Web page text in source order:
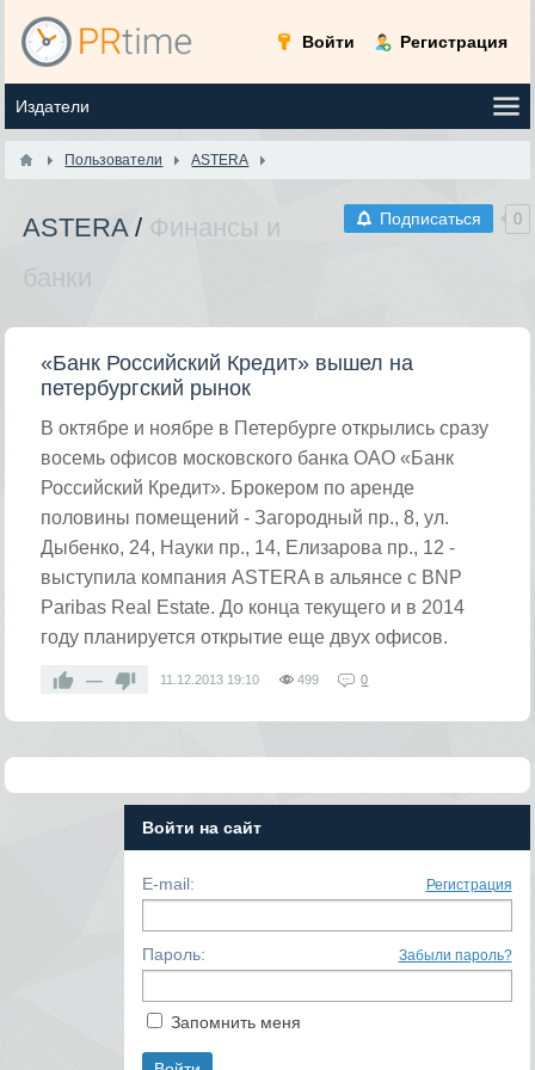
Войти Регистрация
Пользователи ASTERA
Подписаться 0
ASTERA/ Финансы и
банки
«Банк Российский Кредит» вышел на
петербургский рынок
В октябре и ноябре в Петербурге открылись сразу
восемь офисов московского банка ОАО «Банк
Российский Кредит». Брокером по аренде
половины помещений - Загородный пр., 8, ул.
Дыбенко, 24, Науки пр., 14, Елизарова пр., 12 -
выступила компания ASTERA в альянсе с BNP
Paribas Real Estate. До конца текущего и в 2014
году планируется открытие еще двух офисов.
— 11.12.2013 19:10 499 0
Войти на сайт
E-mail: Регистрация
Пароль: Забыли пароль?
Запомнить меня